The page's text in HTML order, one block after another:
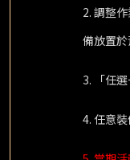
2. 調整
備放置
3. 「任
4. 任意